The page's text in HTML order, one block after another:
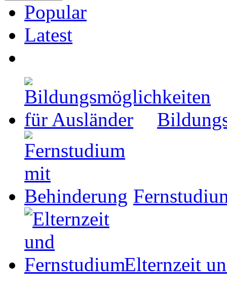
Popular
Latest
Elternzeit